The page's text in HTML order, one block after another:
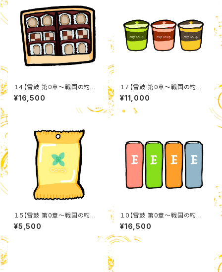
１４【雷鼓 第0章〜戦国の約
束〜】 クッキーアソートセット
¥16,500
１７【雷鼓 第0章〜戦国の約
束〜】 カップスープ詰め合わせ
セット
¥11,000
１５【雷鼓 第0章〜戦国の約
束〜】 のどケアキャンディセット
¥5,500
１０【雷鼓 第0章〜戦国の約
束〜】 エナジードリンクセット
¥16,500